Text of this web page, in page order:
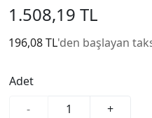
1.508,19 TL
196,08 TL'den başlayan
Adet
-
+